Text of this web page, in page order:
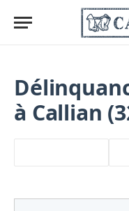
à Callian